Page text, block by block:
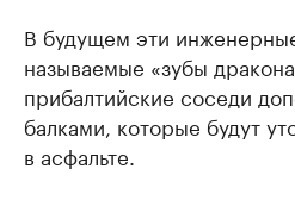
В будущем эти
называемые «зубы
прибалтийские соседи
балками, которые будут
в асфальте.